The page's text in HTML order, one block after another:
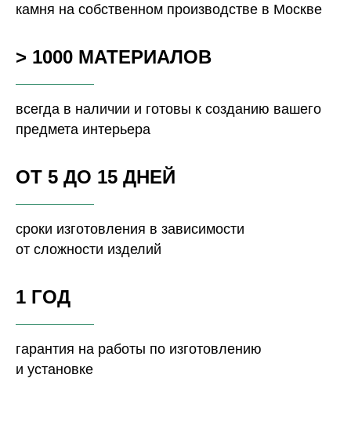
камня на собственном производстве в Москве
> 1000 МАТЕРИАЛОВ
всегда в наличии и готовы к созданию вашего
предмета интерьера
ОТ 5 ДО 15 ДНЕЙ
сроки изготовления в зависимости
от сложности изделий
1 ГОД
гарантия на работы по изготовлению
и установке